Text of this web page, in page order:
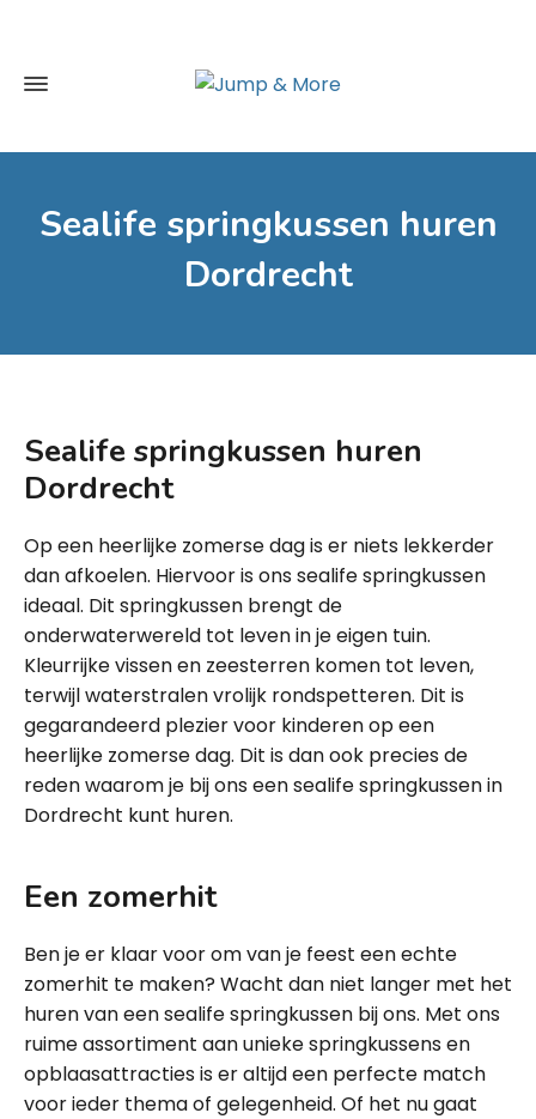
Sealife springkussen huren
Dordrecht
Sealife springkussen huren
Dordrecht
Op een heerlijke zomerse dag is er niets lekkerder
dan afkoelen. Hiervoor is ons sealife springkussen
ideaal. Dit springkussen brengt de
onderwaterwereld tot leven in je eigen tuin.
Kleurrijke vissen en zeesterren komen tot leven,
terwijl waterstralen vrolijk rondspetteren. Dit is
gegarandeerd plezier voor kinderen op een
heerlijke zomerse dag. Dit is dan ook precies de
reden waarom je bij ons een sealife springkussen in
Dordrecht kunt huren.
Een zomerhit
Ben je er klaar voor om van je feest een echte
zomerhit te maken? Wacht dan niet langer met het
huren van een sealife springkussen bij ons. Met ons
ruime assortiment aan unieke springkussens en
opblaasattracties is er altijd een perfecte match
voor ieder thema of gelegenheid. Of het nu gaat